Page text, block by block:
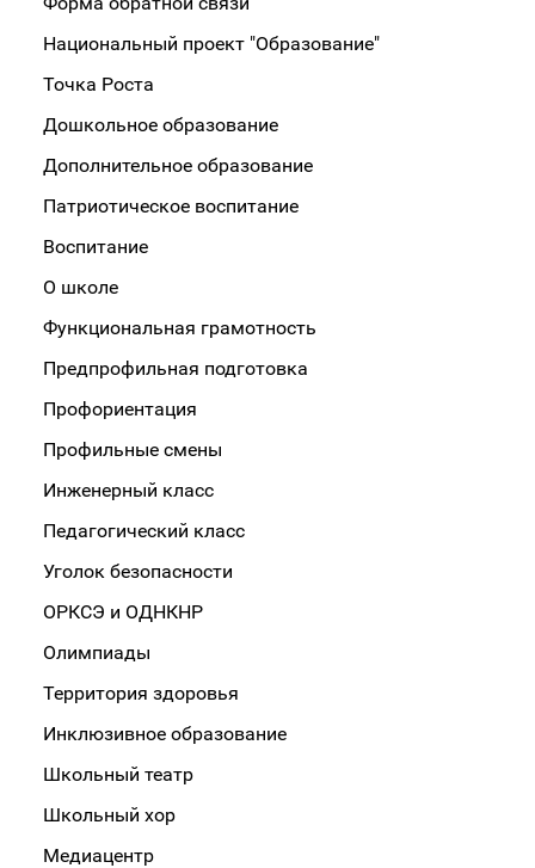
Национальный проект "Образование"
Точка Роста
Дошкольное образование
Дополнительное образование
Патриотическое воспитание
Воспитание
О школе
Функциональная грамотность
Предпрофильная подготовка
Профориентация
Профильные смены
Инженерный класс
Педагогический класс
Уголок безопасности
ОРКСЭ и ОДНКНР
Олимпиады
Территория здоровья
Инклюзивное образование
Школьный театр
Школьный хор
Медиацентр